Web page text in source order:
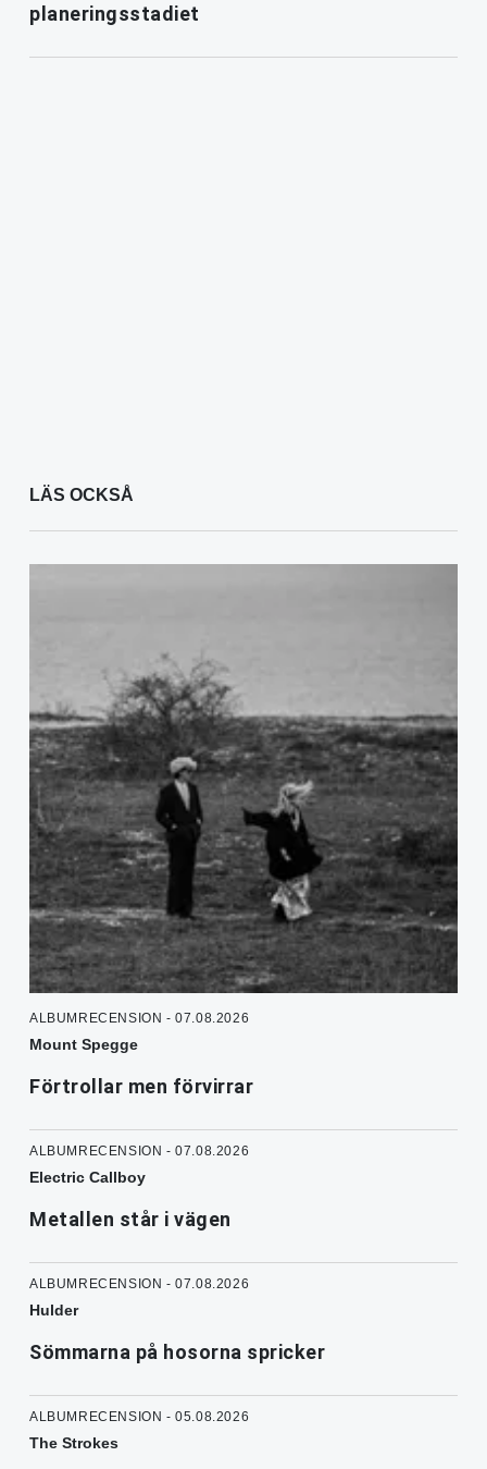
planeringsstadiet
LÄS OCKSÅ
ALBUMRECENSION - 07.08.2026
Mount Spegge
Förtrollar men förvirrar
ALBUMRECENSION - 07.08.2026
Electric Callboy
Metallen står i vägen
ALBUMRECENSION - 07.08.2026
Hulder
Sömmarna på hosorna spricker
ALBUMRECENSION - 05.08.2026
The Strokes